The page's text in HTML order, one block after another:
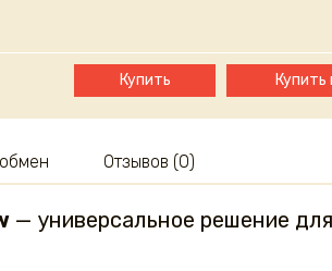
Купить Купить
— универсальное решение
Отзывов (0)